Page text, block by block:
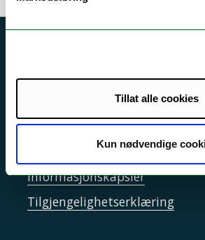
Tillat alle cookies
Kun nødvendige
Si ifra!
Driftsmeldinger
Personvern ved UiT
Sikkerhet, beredskap og
Informasjonskapsler
Tilgjengelighetserklæring